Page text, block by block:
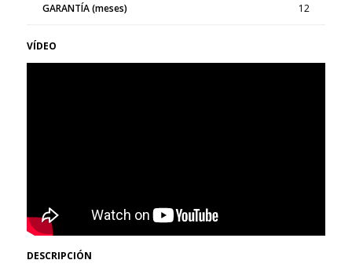
GARANTÍA (meses) 12
VÍDEO
DESCRIPCIÓN